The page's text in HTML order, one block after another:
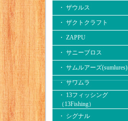
・ ザウルス
・ ザクトクラフト
・ ZAPPU
・ サニーブロス
・ サムルアーズ(sumlures)
・ サワムラ
・ 13フィッシング
（13Fishing）
・ シグナル